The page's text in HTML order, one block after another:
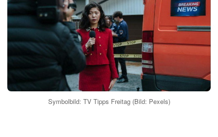
Symbolbild: TV Tipps Freitag (Bild: Pexels)